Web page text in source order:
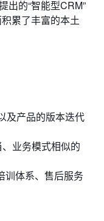
出的“智能型CRM”
累了丰富的本土
及产品的版本迭代
业务模式相似的
训体系、售后服务